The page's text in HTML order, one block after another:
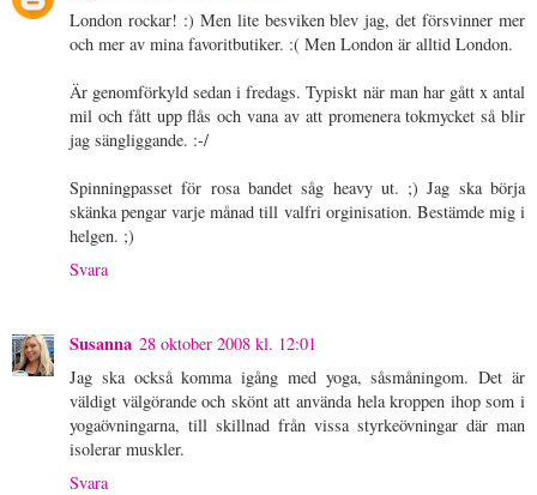
London rockar! :) Men lite besviken blev jag, det försvinner mer
och mer av mina favoritbutiker. :( Men London är alltid London.
Är genomförkyld sedan i fredags. Typiskt när man har gått x antal
mil och fått upp flås och vana av att promenera tokmycket så blir
jag sängliggande. :-/
Spinningpasset för rosa bandet såg heavy ut. ;) Jag ska börja
skänka pengar varje månad till valfri orginisation. Bestämde mig i
helgen. ;)
Svara
Susanna 28 oktober 2008 kl. 12:01
Jag ska också komma igång med yoga, såsmåningom. Det är
väldigt välgörande och skönt att använda hela kroppen ihop som i
yogaövningarna, till skillnad från vissa styrkeövningar där man
isolerar muskler.
Svara